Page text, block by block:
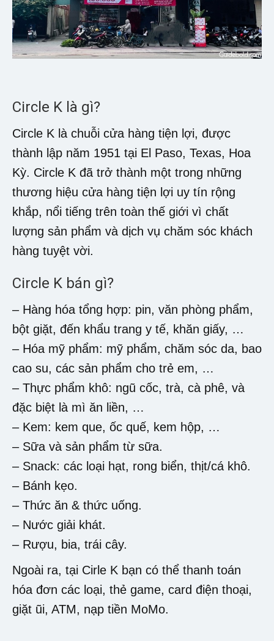
Circle K là gì?
Circle K là chuỗi cửa hàng tiện lợi, được
thành lập năm 1951 tại El Paso, Texas, Hoa
Kỳ. Circle K đã trở thành một trong những
thương hiệu cửa hàng tiện lợi uy tín rộng
khắp, nổi tiếng trên toàn thế giới vì chất
lượng sản phẩm và dịch vụ chăm sóc khách
hàng tuyệt vời.
Circle K bán gì?
– Hàng hóa tổng hợp: pin, văn phòng phẩm,
bột giặt, đến khẩu trang y tế, khăn giấy, …
– Hóa mỹ phẩm: mỹ phẩm, chăm sóc da, bao
cao su, các sản phẩm cho trẻ em, …
– Thực phẩm khô: ngũ cốc, trà, cà phê, và
đặc biệt là mì ăn liền, …
– Kem: kem que, ốc quế, kem hộp, …
– Sữa và sản phẩm từ sữa.
– Snack: các loại hạt, rong biển, thịt/cá khô.
– Bánh kẹo.
– Thức ăn & thức uống.
– Nước giải khát.
– Rượu, bia, trái cây.
Ngoài ra, tại Cirle K bạn có thể thanh toán
hóa đơn các loại, thẻ game, card điện thoại,
giặt ũi, ATM, nạp tiền MoMo.